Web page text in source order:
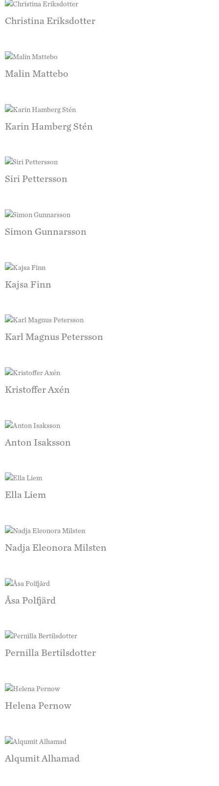
Christina Eriksdotter
Malin Mattebo
Karin Hamberg Stén
Siri Pettersson
Simon Gunnarsson
Kajsa Finn
Karl Magnus Petersson
Kristoffer Axén
Anton Isaksson
Ella Liem
Nadja Eleonora Milsten
Åsa Polfjärd
Pernilla Bertilsdotter
Helena Pernow
Alqumit Alhamad